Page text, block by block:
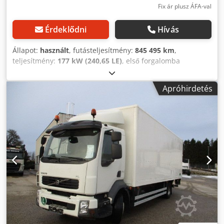
Fix ár plusz ÁFA-val
Érdeklődni Hívás
Állapot: használt, futásteljesítmény: 845 495 km,
teljesítmény: 177 kW (240,65 LE), első forgalomba
, üzemanyagtípus:
7 010 kg, maximális teherbírás:4 905 kg, össztömeg:
tengelyelrendezés:
, fékek:motorfék
nappali fülke, hajtástípus:mechanikai
kibocsátási osztály:Euro 4, felfüggesztés: acél-levegő
ülések száma:2 , raktér hossza:7 200 mm
, rakodótér
szélesség:2 480 mm , raktérmagasság:
Felszereltség:ABS, differenciálzár, légkondicionálás,
teherautó regisztráció, tempomat
, Volvo FL 240 ponyvás |
Kézi váltó, EURO4, klíma | Emelőhátfal 1500 kg |
Elektromos ablakok, fűthető tükrök | Rádió, tetőablak,
differenciálzár | Gumik: 265/70 R19,5 | Export jármű |
Raktér méretek: Hossz: 7,20 m, Szélesség: 248 cm,
Magasság: kb. 260 cm | Az elírás, adatbevitel hibái és
Apróhirdetés